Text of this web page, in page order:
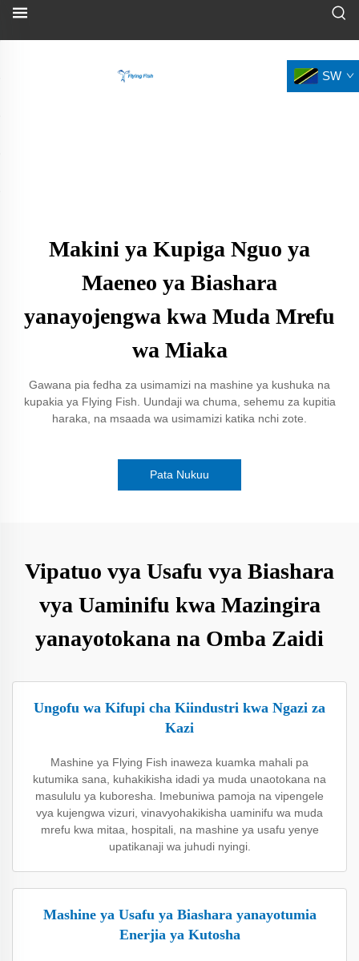
SW
Makini ya Kupiga Nguo ya
Maeneo ya Biashara
yanayojengwa kwa Muda Mrefu
wa Miaka
Gawana pia fedha za usimamizi na mashine ya kushuka na
kupakia ya Flying Fish. Uundaji wa chuma, sehemu za kupitia
haraka, na msaada wa usimamizi katika nchi zote.
Pata Nukuu
Vipatuo vya Usafu vya Biashara
vya Uaminifu kwa Mazingira
yanayotokana na Omba Zaidi
Ungofu wa Kifupi cha Kiindustri kwa Ngazi za
Kazi
Mashine ya Flying Fish inaweza kuamka mahali pa
kutumika sana, kuhakikisha idadi ya muda unaotokana na
masululu ya kuboresha. Imebuniwa pamoja na vipengele
vya kujengwa vizuri, vinavyohakikisha uaminifu wa muda
mrefu kwa mitaa, hospitali, na mashine ya usafu yenye
upatikanaji wa juhudi nyingi.
Mashine ya Usafu ya Biashara yanayotumia
Enerjia ya Kutosha